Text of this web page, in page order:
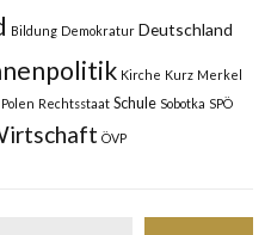
Bildung Demokratur Deutschland
Kirche Kurz Merkel
Polen Rechtsstaat Schule Sobotka SPÖ
ÖVP